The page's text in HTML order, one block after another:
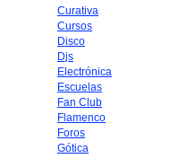
Curativa
Cursos
Disco
Djs
Electrónica
Escuelas
Fan Club
Flamenco
Foros
Gótica